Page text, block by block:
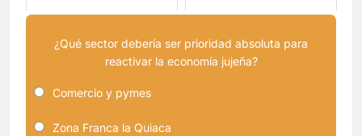
¿Qué sector debería ser prioridad absoluta para
reactivar la economía jujeña?
Comercio y pymes
Zona Franca la Quiaca